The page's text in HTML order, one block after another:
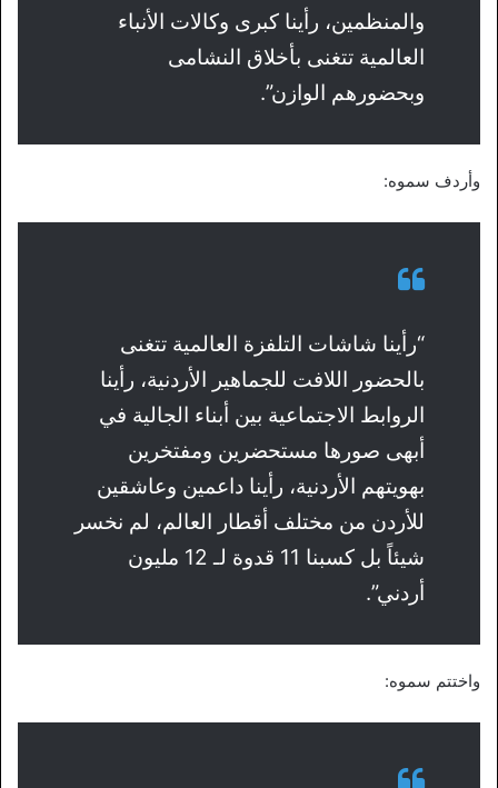
والمنظمين، رأينا كبرى وكالات الأنباء
العالمية تتغنى بأخلاق النشامى
وبحضورهم الوازن”.
وأردف سموه:
“رأينا شاشات التلفزة العالمية تتغنى
بالحضور اللافت للجماهير الأردنية، رأينا
الروابط الاجتماعية بين أبناء الجالية في
أبهى صورها مستحضرين ومفتخرين
بهويتهم الأردنية، رأينا داعمين وعاشقين
للأردن من مختلف أقطار العالم، لم نخسر
شيئاً بل كسبنا 11 قدوة لـ 12 مليون
أردني”.
واختتم سموه: